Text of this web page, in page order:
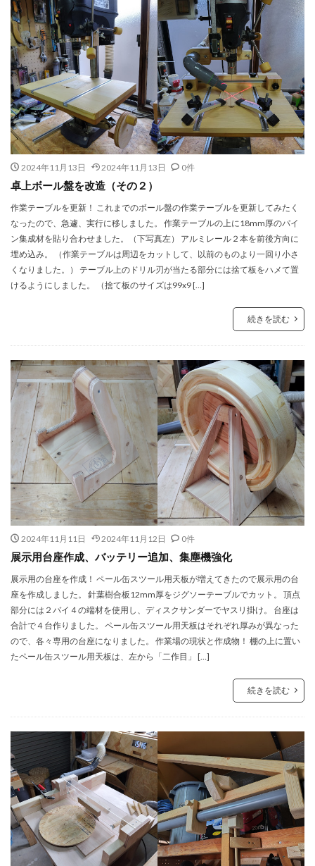
2024年11月13日 2024年11月13日 0件
卓上ボール盤を改造（その２）
作業テーブルを更新！ これまでのボール盤の作業テーブルを更新してみたく
なったので、急遽、実行に移しました。 作業テーブルの上に18mm厚のパイ
ン集成材を貼り合わせました。（下写真左） アルミレール２本を前後方向に
埋め込み。 （作業テーブルは周辺をカットして、以前のものより一回り小さ
くなりました。） テーブル上のドリル刃が当たる部分には捨て板をハメて置
けるようにしました。 （捨て板のサイズは99x9 […]
続きを読む
2024年11月11日 2024年11月12日 0件
展示用台座作成、バッテリー追加、集塵機強化
展示用の台座を作成！ ペール缶スツール用天板が増えてきたので展示用の台
座を作成しました。 針葉樹合板12mm厚をジグソーテーブルでカット。 頂点
部分には２バイ４の端材を使用し、ディスクサンダーでヤスリ掛け。 台座は
合計で４台作りました。 ペール缶スツール用天板はそれぞれ厚みが異なった
ので、各々専用の台座になりました。 作業場の現状と作成物！ 棚の上に置い
たペール缶スツール用天板は、左から「二作目」 […]
続きを読む